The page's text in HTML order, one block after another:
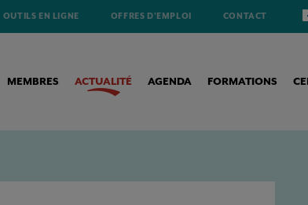
OUTILS EN LIGNE OFFRES D'EMPLOI CONTACT
MEMBRES ACTUALITÉ AGENDA FORMATIONS
MATERIALS+EUROFINISH+SURFACE 2020 DANS LES STARTING-BLOCKS